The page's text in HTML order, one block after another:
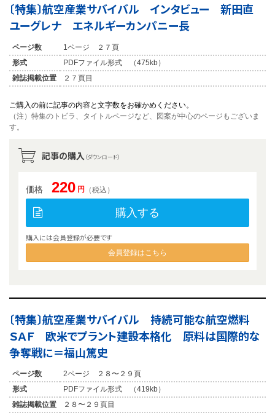
〔特集〕航空産業サバイバル インタビュー 新田直
ユーグレナ エネルギーカンパニー長
ページ数
1ページ ２７頁
形式
PDFファイル形式 （475kb）
雑誌掲載位置
２７頁目
ご購入の前に記事の内容と文字数をお確かめください。
（注）特集のトビラ、タイトルページなど、図案が中心のページもございま
す。
記事の購入 （ダウンロード）
価格 220 円 （税込）
購入する
購入には会員登録が必要です
会員登録はこちら
〔特集〕航空産業サバイバル 持続可能な航空燃料
ＳＡＦ 欧米でプラント建設本格化 原料は国際的な
争奪戦に＝福山篤史
ページ数
2ページ ２８〜２９頁
形式
PDFファイル形式 （419kb）
雑誌掲載位置
２８〜２９頁目